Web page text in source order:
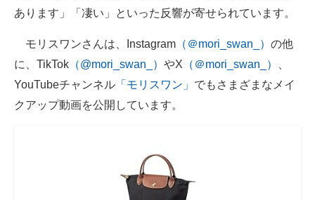
あります」「凄い」といった反響が寄せられています。
モリスワンさんは、Instagram （＠mori_swan_） の他
に、TikTok （@mori_swan_） やX （＠mori_swan_）
YouTubeチャンネル 「モリスワン」 でもさまざまなメイ
クアップ動画を公開しています。